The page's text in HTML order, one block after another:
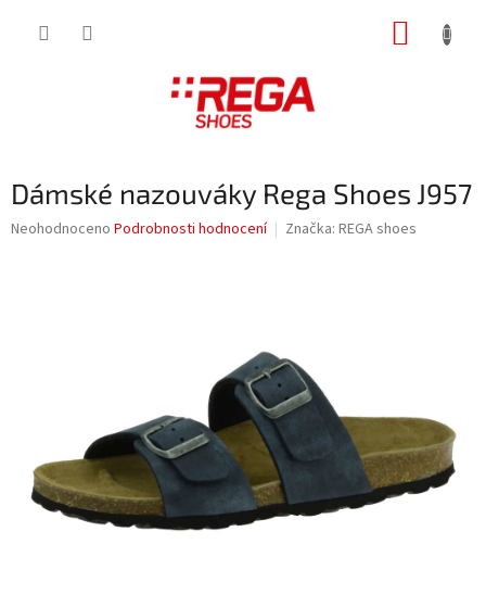
Dámské nazouváky Rega Shoes J957
Průměrné
Neohodnoceno Podrobnosti hodnocení Značka: REGA shoes